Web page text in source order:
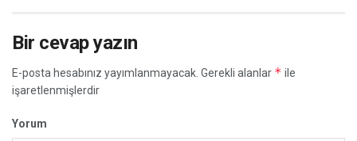
Bir cevap yazın
E-posta hesabınız yayımlanmayacak. Gerekli alanlar * ile
işaretlenmişlerdir
Yorum